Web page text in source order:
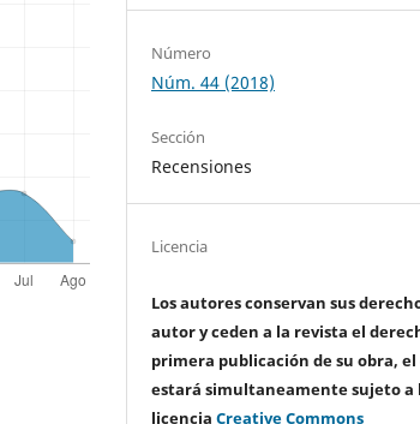
Número
Núm. 44 (2018)
Sección
Recensiones
Licencia
Los autores conservan sus
autor y ceden a la revista el
primera publicación de su obra, el
estará simultaneamente sujeto a
licenciaCreative Commons